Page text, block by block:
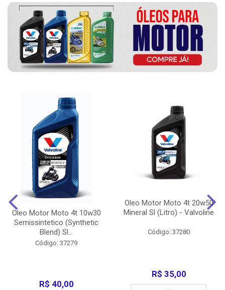
Oleo Motor Moto 4t 10w30
Semissintetico (Synthetic
Blend) Sl...
Código: 37279
R$ 40,00
Oleo Motor Moto 4t 20w50
Mineral Sl (Litro) - Valvoline
Código: 37280
R$ 35,00